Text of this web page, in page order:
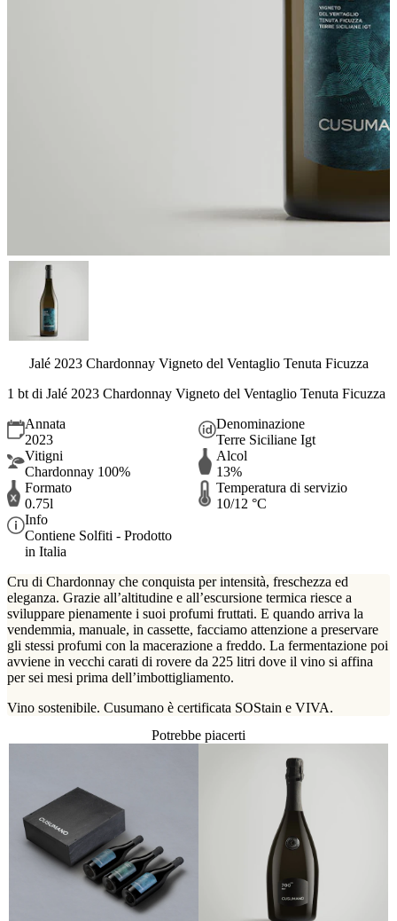
Jalé 2023 Chardonnay Vigneto del Ventaglio Tenuta Ficuzza
1 bt di Jalé 2023 Chardonnay Vigneto del Ventaglio Tenuta Ficuzza
Annata
2023
Denominazione
Terre Siciliane Igt
Vitigni
Chardonnay 100%
Alcol
13%
Formato
0.75l
Temperatura di servizio
10/12 °C
Info
Contiene Solfiti - Prodotto
in Italia
Cru di Chardonnay che conquista per intensità, freschezza ed
eleganza. Grazie all’altitudine e all’escursione termica riesce a
sviluppare pienamente i suoi profumi fruttati. E quando arriva la
vendemmia, manuale, in cassette, facciamo attenzione a preservare
gli stessi profumi con la macerazione a freddo. La fermentazione poi
avviene in vecchi carati di rovere da 225 litri dove il vino si affina
per sei mesi prima dell’imbottigliamento.
Vino sostenibile. Cusumano è certificata SOStain e VIVA.
Potrebbe piacerti